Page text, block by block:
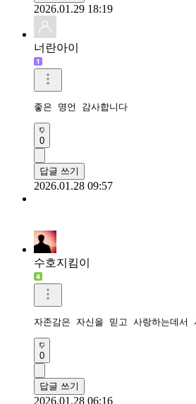
2026.01.29 18:19
너란아이
좋은 명언 감사합니다
0
답글 쓰기
2026.01.28 09:57
수호지킴이
0
답글 쓰기
2026.01.28 06:16